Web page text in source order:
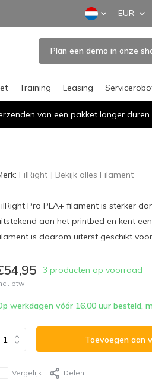
EUR
Plan een demo in onze
Training Leasing
van een pakket langer
FilRight Bekijk alles Filament
Pro PLA+ filament is sterker
aan het printbed en kent
is daarom uiterst geschikt
3 producten op voorraad
btw
werkdagen vóór 16.00 uur besteld,
Toevoegen aan
Vergelijk Delen